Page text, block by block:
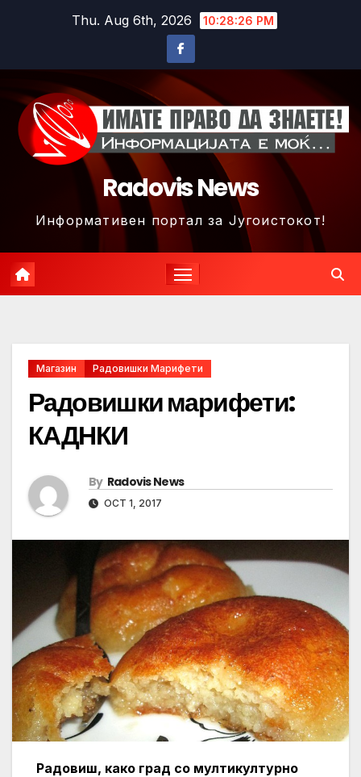
Thu. Aug 6th, 2026 10:28:29 PM
Radovis News
Информативен портал за Југоистокот!
Магазин Радовишки Марифети
Радовишки марифети:
КАДНКИ
By Radovis News
OCT 1, 2017
Радовиш, како град со мултикултурно